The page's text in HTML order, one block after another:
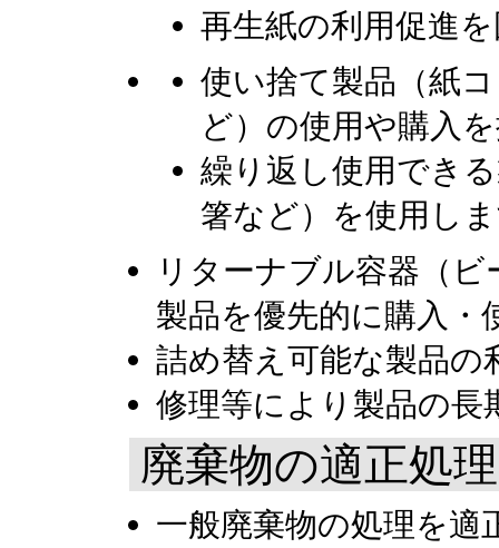
再生紙の利用促進
使い捨て製品（紙
ど）の使用や購入
繰り返し使用でき
箸など）を使用し
リターナブル容器（
製品を優先的に購入・
詰め替え可能な製品の
修理等により製品の長
廃棄物の適正処理
一般廃棄物の処理を適